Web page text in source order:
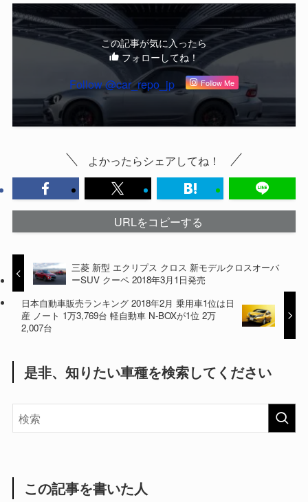
この記事が気に入ったら
フォローしてね！
Follow @car_repo_jp Follow Me
よかったらシェアしてね！
URLをコピーする
三菱 新型 エクリプス クロス 新モデルクロスオーバ
ーSUV クーペ 2018年3月1日発売
日本自動車販売ランキング 2018年2月 乗用車1位は日
産 ノート 1万3,769台 軽自動車 N-BOXが1位 2万
2,007台
是非、知りたい車種を検索してください
この記事を書いた人